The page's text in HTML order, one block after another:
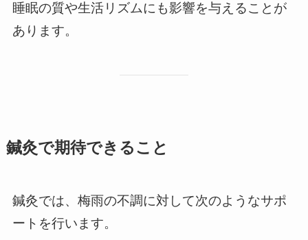
睡眠の質や生活リズムにも影響を与えることが
あります。
鍼灸で期待できること
鍼灸では、梅雨の不調に対して次のようなサポ
ートを行います。